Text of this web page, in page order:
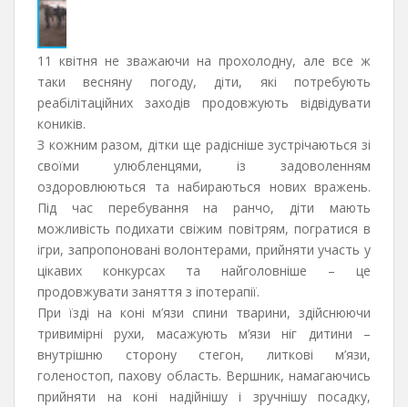
11 квітня не зважаючи на прохолодну, але все ж
таки весняну погоду, діти, які потребують
реабілітаційних заходів продовжують відвідувати
коників.
З кожним разом, дітки ще радісніше зустрічаються зі
своїми улюбленцями, із задоволенням
оздоровлюються та набираються нових вражень.
Під час перебування на ранчо, діти мають
можливість подихати свіжим повітрям, погратися в
ігри, запропоновані волонтерами, прийняти участь у
цікавих конкурсах та найголовніше – це
продовжувати заняття з іпотерапії.
При їзді на коні м’язи спини тварини, здійснюючи
тривимірні рухи, масажують м’язи ніг дитини –
внутрішню сторону стегон, литкові м’язи,
голеностоп, пахову область. Вершник, намагаючись
прийняти на коні надійнішу і зручнішу посадку,